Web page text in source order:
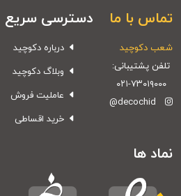
تماس با ما
شعب دکوچید
تلفن پشتیبانی:
۰۲۱-۷۳۰۱۹۰۰۰
@decochid
دسترسی سریع
درباره دکوچید
وبلاگ دکوچید
عاملیت فروش
خرید اقساطی
نماد ها